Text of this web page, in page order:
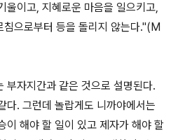
울이고, 지혜로운 마음을 일으키고,
으로부터 등을 돌리지 않는다."(M
부자지간과 같은 것으로 설명된다.
다. 그런데 놀랍게도 니까야에서는
이 해야 할 일이 있고 제자가 해야 할